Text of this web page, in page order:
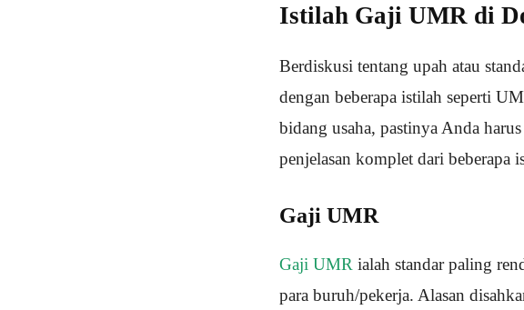
Istilah Gaji UMR di
Berdiskusi tentang upah atau
dengan beberapa istilah seperti
bidang usaha, pastinya Anda
penjelasan komplet dari beberapa
Gaji UMR
Gaji UMR ialah standar paling
para buruh/pekerja. Alasan